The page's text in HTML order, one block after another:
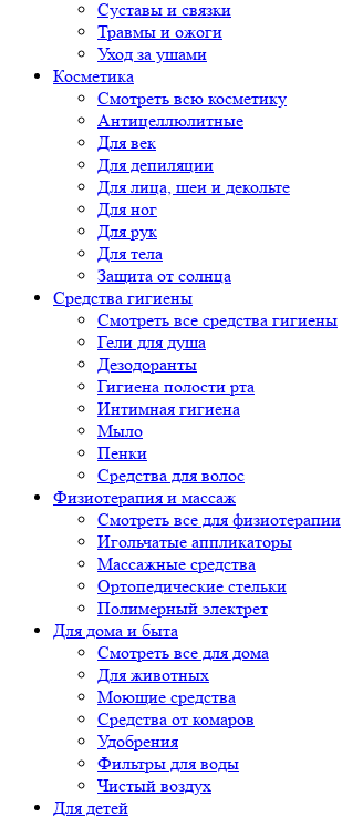
Суставы и связки
Травмы и ожоги
Уход за ушами
Косметика
Смотреть всю косметику
Антицеллюлитные
Для век
Для депиляции
Для лица, шеи и декольте
Для ног
Для рук
Для тела
Защита от солнца
Средства гигиены
Смотреть все средства гигиены
Гели для душа
Дезодоранты
Гигиена полости рта
Интимная гигиена
Мыло
Пенки
Средства для волос
Физиотерапия и массаж
Смотреть все для физиотерапии
Игольчатые аппликаторы
Массажные средства
Ортопедические стельки
Полимерный электрет
Для дома и быта
Смотреть все для дома
Для животных
Моющие средства
Средства от комаров
Удобрения
Фильтры для воды
Чистый воздух
Для детей